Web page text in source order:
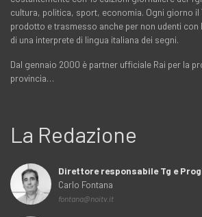
cultura, politica, sport, economia. Ogni giorno il
prodotto e trasmesso anche per non udenti con
di una interprete di lingua italiana dei segni.
Dal gennaio 2000 è partner ufficiale Rai per la
provincia…
La Redazione
Direttore responsabile Tg e
Carlo Fontana
fontana@noitv.it